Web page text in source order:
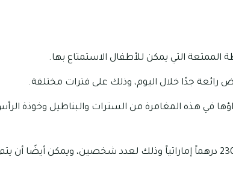
الممتعة التي يمكن للأطفال الاستمتاع بها.
في هذه المغامرة من السترات والبناطيل وخوذة